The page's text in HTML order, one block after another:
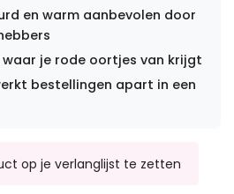
en warm aanbevolen door
waar je rode oortjes van krijgt
bestellingen apart in een